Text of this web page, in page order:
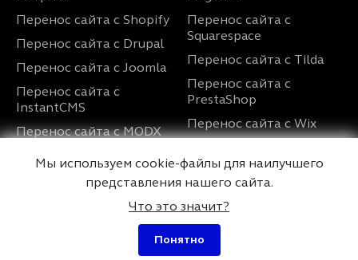
Перенос сайта с Shopify
Перенос сайта с Drupal
Перенос сайта с Joomla
Перенос сайта с
InstantCMS
Перенос сайта с MODX
Перенос сайта с
OpenCart
Перенос сайта с
Squarespace
Перенос сайта с Tilda
Перенос сайта с
PrestaShop
Перенос сайта с Wix
UMI.CMS
О нас
Разработка сайта на
Контакты
Мы используем cookie-файлы для наилучшего
представления нашего сайта.
Что это значит?
Понятно